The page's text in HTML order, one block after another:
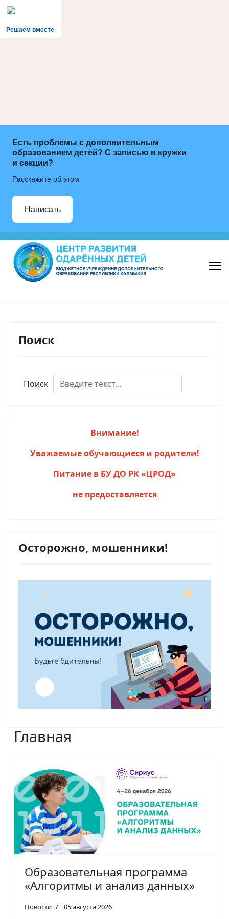
Решаем вместе
Есть проблемы с дополнительным
образованием детей? С записью в кружки
и секции?
Расскажите об этом
Написать
Поиск
Поиск
Внимание!
Уважаемые обучающиеся и родители!
Питание в БУ ДО РК «ЦРОД»
не предоставляется
Осторожно, мошенники!
Главная
Образовательная программа
«Алгоритмы и анализ данных»
Новости 05 августа 2026